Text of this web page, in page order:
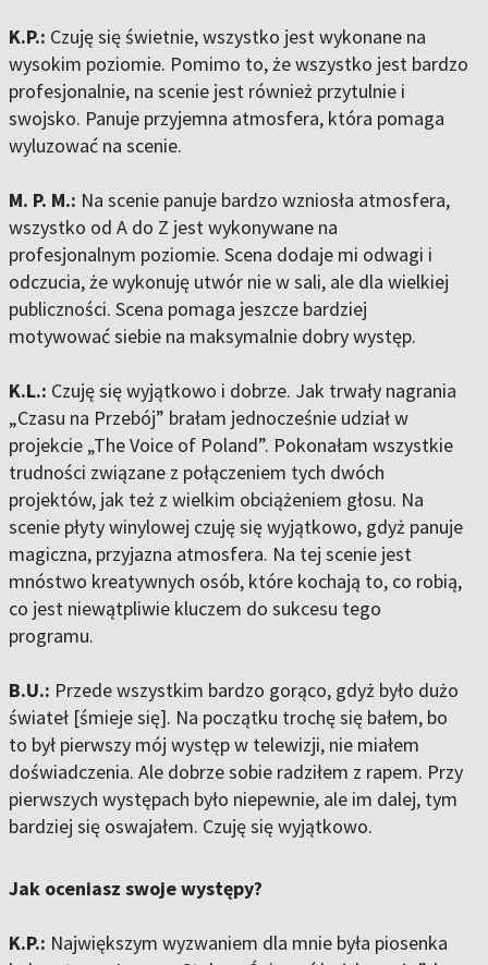
K.P.: Czuję się świetnie, wszystko jest wykonane na
wysokim poziomie. Pomimo to, że wszystko jest bardzo
profesjonalnie, na scenie jest również przytulnie i
swojsko. Panuje przyjemna atmosfera, która pomaga
wyluzować na scenie.
M. P. M.: Na scenie panuje bardzo wzniosła atmosfera,
wszystko od A do Z jest wykonywane na
profesjonalnym poziomie. Scena dodaje mi odwagi i
odczucia, że wykonuję utwór nie w sali, ale dla wielkiej
publiczności. Scena pomaga jeszcze bardziej
motywować siebie na maksymalnie dobry występ.
K.L.: Czuję się wyjątkowo i dobrze. Jak trwały nagrania
„Czasu na Przebój” brałam jednocześnie udział w
projekcie „The Voice of Poland”. Pokonałam wszystkie
trudności związane z połączeniem tych dwóch
projektów, jak też z wielkim obciążeniem głosu. Na
scenie płyty winylowej czuję się wyjątkowo, gdyż panuje
magiczna, przyjazna atmosfera. Na tej scenie jest
mnóstwo kreatywnych osób, które kochają to, co robią,
co jest niewątpliwie kluczem do sukcesu tego
programu.
B.U.: Przede wszystkim bardzo gorąco, gdyż było dużo
świateł [śmieje się]. Na początku trochę się bałem, bo
to był pierwszy mój występ w telewizji, nie miałem
doświadczenia. Ale dobrze sobie radziłem z rapem. Przy
pierwszych występach było niepewnie, ale im dalej, tym
bardziej się oswajałem. Czuję się wyjątkowo.
Jak oceniasz swoje występy?
K.P.: Największym wyzwaniem dla mnie była piosenka